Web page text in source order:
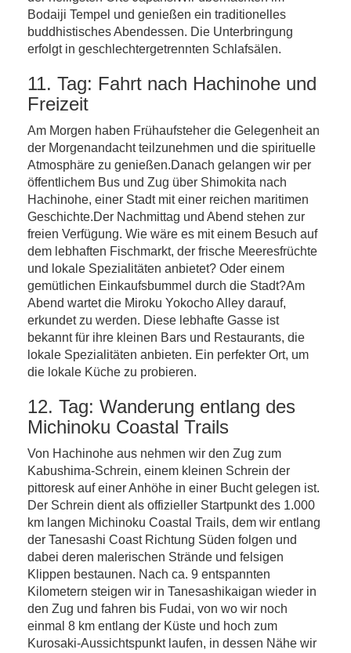
Bodaiji Tempel und genießen ein traditionelles
buddhistisches Abendessen. Die Unterbringung
erfolgt in geschlechtergetrennten Schlafsälen.
11. Tag: Fahrt nach Hachinohe und
Freizeit
Am Morgen haben Frühaufsteher die Gelegenheit an
der Morgenandacht teilzunehmen und die spirituelle
Atmosphäre zu genießen.Danach gelangen wir per
öffentlichem Bus und Zug über Shimokita nach
Hachinohe, einer Stadt mit einer reichen maritimen
Geschichte.Der Nachmittag und Abend stehen zur
freien Verfügung. Wie wäre es mit einem Besuch auf
dem lebhaften Fischmarkt, der frische Meeresfrüchte
und lokale Spezialitäten anbietet? Oder einem
gemütlichen Einkaufsbummel durch die Stadt?Am
Abend wartet die Miroku Yokocho Alley darauf,
erkundet zu werden. Diese lebhafte Gasse ist
bekannt für ihre kleinen Bars und Restaurants, die
lokale Spezialitäten anbieten. Ein perfekter Ort, um
die lokale Küche zu probieren.
12. Tag: Wanderung entlang des
Michinoku Coastal Trails
Von Hachinohe aus nehmen wir den Zug zum
Kabushima-Schrein, einem kleinen Schrein der
pittoresk auf einer Anhöhe in einer Bucht gelegen ist.
Der Schrein dient als offizieller Startpunkt des 1.000
km langen Michinoku Coastal Trails, dem wir entlang
der Tanesashi Coast Richtung Süden folgen und
dabei deren malerischen Strände und felsigen
Klippen bestaunen. Nach ca. 9 entspannten
Kilometern steigen wir in Tanesashikaigan wieder in
den Zug und fahren bis Fudai, von wo wir noch
einmal 8 km entlang der Küste und hoch zum
Kurosaki-Aussichtspunkt laufen, in dessen Nähe wir